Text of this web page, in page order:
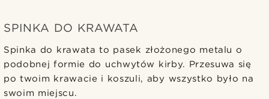
SPINKA DO KRAWATA
Spinka do krawata to pasek złożonego metalu o
podobnej formie do uchwytów kirby. Przesuwa się
po twoim krawacie i koszuli, aby wszystko było na
swoim miejscu.